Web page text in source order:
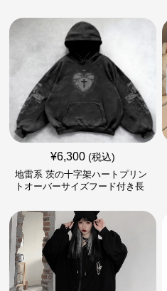
¥6,300 (税込)
地雷系 茨の十字架ハートプリン
トオーバーサイズフード付き長